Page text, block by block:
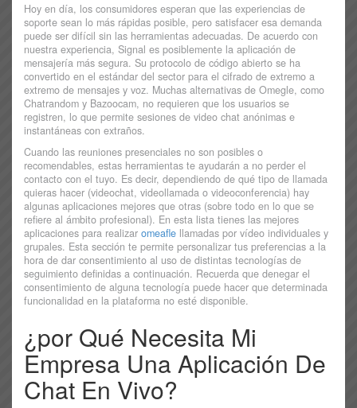
Hoy en día, los consumidores esperan que las experiencias de
soporte sean lo más rápidas posible, pero satisfacer esa demanda
puede ser difícil sin las herramientas adecuadas. De acuerdo con
nuestra experiencia, Signal es posiblemente la aplicación de
mensajería más segura. Su protocolo de código abierto se ha
convertido en el estándar del sector para el cifrado de extremo a
extremo de mensajes y voz. Muchas alternativas de Omegle, como
Chatrandom y Bazoocam, no requieren que los usuarios se
registren, lo que permite sesiones de video chat anónimas e
instantáneas con extraños.
Cuando las reuniones presenciales no son posibles o
recomendables, estas herramientas te ayudarán a no perder el
contacto con el tuyo. Es decir, dependiendo de qué tipo de llamada
quieras hacer (videochat, videollamada o videoconferencia) hay
algunas aplicaciones mejores que otras (sobre todo en lo que se
refiere al ámbito profesional). En esta lista tienes las mejores
aplicaciones para realizar omeafle llamadas por vídeo individuales y
grupales. Esta sección te permite personalizar tus preferencias a la
hora de dar consentimiento al uso de distintas tecnologías de
seguimiento definidas a continuación. Recuerda que denegar el
consentimiento de alguna tecnología puede hacer que determinada
funcionalidad en la plataforma no esté disponible.
¿por Qué Necesita Mi
Empresa Una Aplicación De
Chat En Vivo?